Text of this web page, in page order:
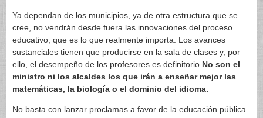
Ya dependan de los municipios, ya de otra estructura que se
cree, no vendrán desde fuera las innovaciones del proceso
educativo, que es lo que realmente importa. Los avances
sustanciales tienen que producirse en la sala de clases y, por
ello, el desempeño de los profesores es definitorio. No son el
ministro ni los alcaldes los que irán a enseñar mejor las
matemáticas, la biología o el dominio del idioma.
No basta con lanzar proclamas a favor de la educación pública